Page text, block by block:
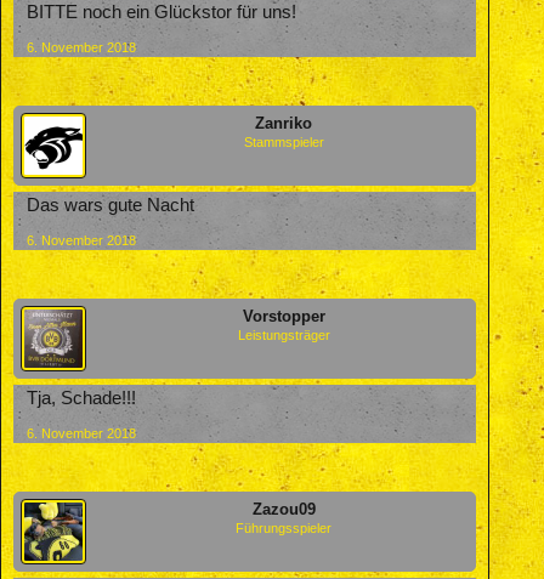
BITTE noch ein Glückstor für uns!
6. November 2018
Zanriko
Stammspieler
Das wars gute Nacht
6. November 2018
Vorstopper
Leistungsträger
Tja, Schade!!!
6. November 2018
Zazou09
Führungsspieler